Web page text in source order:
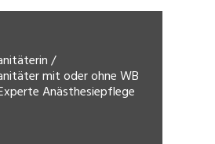
Technik, Architektur
Hotellerie,
Lebensmittel
Telekommunikation
/
mit oder ohne WB
Anästhesiepflege